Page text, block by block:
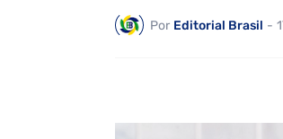
Por Editorial Brasil -